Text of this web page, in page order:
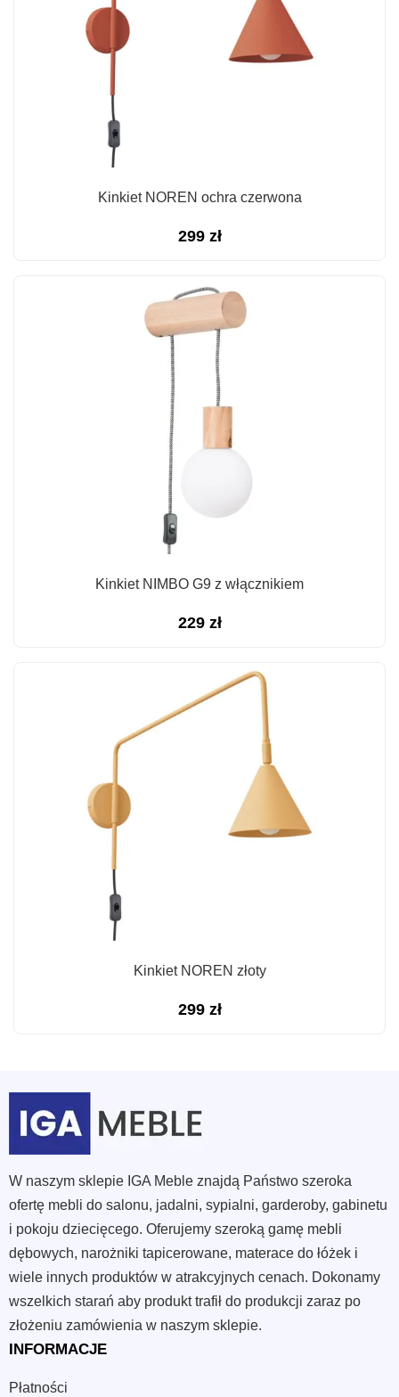
Kinkiet NOREN ochra czerwona
299 zł
Kinkiet NIMBO G9 z włącznikiem
229 zł
Kinkiet NOREN złoty
299 zł
W naszym sklepie IGA Meble znajdą Państwo szeroka
ofertę mebli do salonu, jadalni, sypialni, garderoby, gabinetu
i pokoju dziecięcego. Oferujemy szeroką gamę mebli
dębowych, narożniki tapicerowane, materace do łóżek i
wiele innych produktów w atrakcyjnych cenach. Dokonamy
wszelkich starań aby produkt trafił do produkcji zaraz po
złożeniu zamówienia w naszym sklepie.
INFORMACJE
Płatności